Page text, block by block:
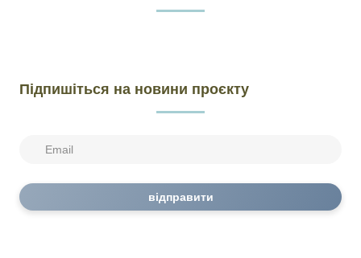
Підпишіться на новини проєкту
відправити